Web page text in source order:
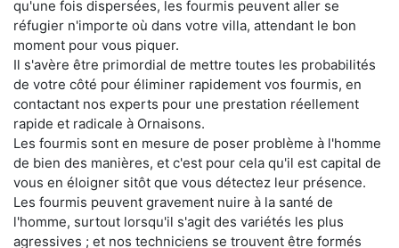
qu'une fois dispersées, les fourmis peuvent aller se
réfugier n'importe où dans votre villa, attendant le bon
moment pour vous piquer.
Il s'avère être primordial de mettre toutes les probabilités
de votre côté pour éliminer rapidement vos fourmis, en
contactant nos experts pour une prestation réellement
rapide et radicale à Ornaisons.
Les fourmis sont en mesure de poser problème à l'homme
de bien des manières, et c'est pour cela qu'il est capital de
vous en éloigner sitôt que vous détectez leur présence.
Les fourmis peuvent gravement nuire à la santé de
l'homme, surtout lorsqu'il s'agit des variétés les plus
agressives ; et nos techniciens se trouvent être formés